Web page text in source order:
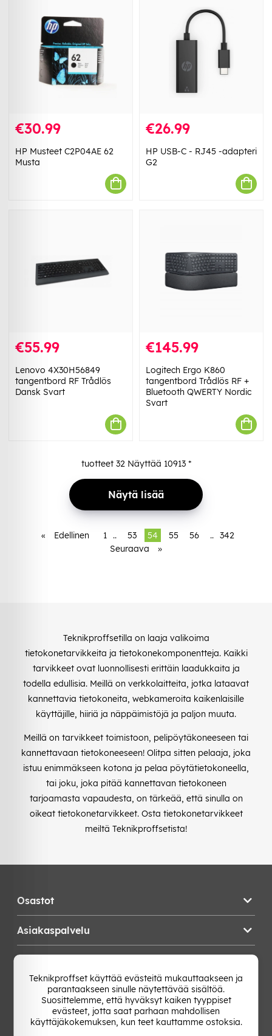
€30.99
HP Musteet C2P04AE 62
Musta
€26.99
HP USB-C - RJ45 -adapteri
G2
€55.99
Lenovo 4X30H56849
tangentbord RF Trådlös
Dansk Svart
€145.99
Logitech Ergo K860
tangentbord Trådlös RF +
Bluetooth QWERTY Nordic
Svart
tuotteet 32Näyttää 10913*
Näytä lisää
« Edellinen 1 .. 53 54 55 56 .. 342
Seuraava
»
Teknikproffsetilla on laaja valikoima
tietokonetarvikkeita ja tietokonekomponentteja. Kaikki
tarvikkeet ovat luonnollisesti erittäin laadukkaita ja
todella edullisia. Meillä on verkkolaitteita, jotka lataavat
kannettavia tietokoneita, webkameroita kaikenlaisille
käyttäjille, hiiriä ja näppäimistöjä ja paljon muuta.
Meillä on tarvikkeet toimistoon, pelipöytäkoneeseen tai
kannettavaan tietokoneeseen! Olitpa sitten pelaaja, joka
istuu enimmäkseen kotona ja pelaa pöytätietokoneella,
tai joku, joka pitää kannettavan tietokoneen
tarjoamasta vapaudesta, on tärkeää, että sinulla on
oikeat tietokonetarvikkeet. Osta tietokonetarvikkeet
meiltä Teknikproffsetista!
Osastot
Asiakaspalvelu
Vaihda Maa
Teknikproffset käyttää evästeitä mukauttaakseen ja
parantaakseen sinulle näytettävää sisältöä.
Suosittelemme, että hyväksyt kaiken tyyppiset
evästeet, jotta saat parhaan mahdollisen
käyttäjäkokemuksen, kun teet kauttamme ostoksia.